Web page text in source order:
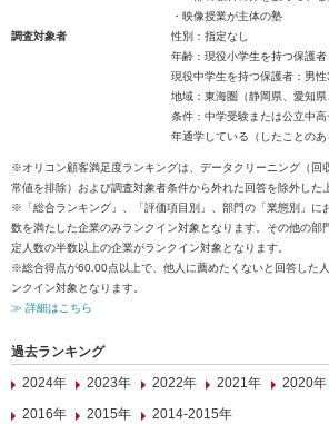
・映像授業が主体の塾
調査対象者
性別：指定なし
年齢：現役小学生を持つ保護
現役中学生を持つ保護者：男
地域：東海圏（静岡県、愛知県
条件：中学受験または公立中
年通学している（したことの
※オリコン顧客満足度ランキングは、データクリーニング（回
常値を排除）および調査対象者条件から外れた回答を除外した
※「総合ランキング」、「評価項目別」、部門の「業態別」に
数を満たした企業のみランクイン対象となります。その他の部
定人数の半数以上の企業がランクイン対象となります。
※総合得点が60.00点以上で、他人に薦めたくないと回答した
ンクイン対象となります。
≫ 詳細はこちら
過去ランキング
2024年
2023年 2022年 2021年 2020年
2016年
2015年 2014-2015年